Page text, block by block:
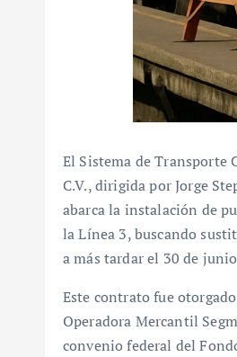
El Sistema de Transporte
C.V., dirigida por Jorge
abarca la instalación de
la Línea 3, buscando
a más tardar el 30 de
Este contrato fue
Operadora Mercantil
convenio federal del